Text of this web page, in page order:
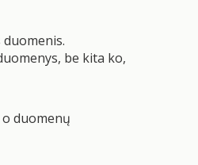
be kita ko,
duomenų